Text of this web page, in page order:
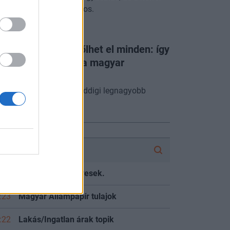
így is nagyon mínuszos.
6 és 9 között dőlhet el minden: így
ki a kánikula a magyar
hazai energiarendszer eddigi legnagyobb
zajlik.
4IG Nyrt reszvenyesek.
Magyar Állampapír tulajok
Lakás/Ingatlan árak topik